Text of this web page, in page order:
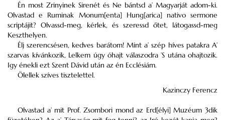
Én most Zrinyinek Sirenét és Ne bántsd a’ Magyarját adom-ki.
Olvastad e Ruminak Monum[enta] Hung[arica] nativo sermone
scriptájit? Olvassd-meg, kérlek, és szeressd őtet, látogassd-meg
Keszthelyen.
Élj szerencsésen, kedves barátom! Mint a’ szép híves patakra A’
szarvas kívánkozik, Lelkem úgy óhajt válaszodra ’S utána ohajtozik.
Igy énekli ezt Szent Dávid után az én Ecclésiám.
Ölellek szíves tisztelettel.
Kazinczy Ferencz
Olvastad a’ mit Prof. Zsombori mond az Erd[élyi] Muzéum 3dik